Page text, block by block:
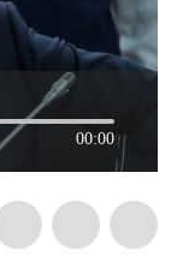
00:00